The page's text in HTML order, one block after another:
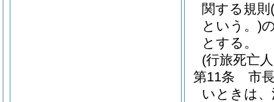
関する規則
という。)
とする。
(行旅死亡
第11条
市
いときは